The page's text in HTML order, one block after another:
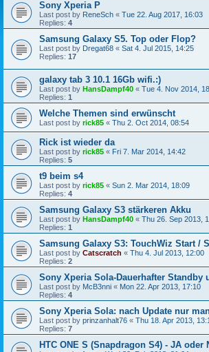
Sony Xperia P
Last post by ReneSch « Tue 22. Aug 2017, 16:03
Replies: 4
Samsung Galaxy S5. Top oder Flop?
Last post by Dregat68 « Sat 4. Jul 2015, 14:25
Replies: 17
galaxy tab 3 10.1 16Gb wifi.:)
Last post by HansDampf40 « Tue 4. Nov 2014,
Replies: 1
Welche Themen sind erwünscht
Last post by rick85 « Thu 2. Oct 2014, 08:54
Rick ist wieder da
Last post by rick85 « Fri 7. Mar 2014, 14:42
Replies: 5
t9 beim s4
Last post by rick85 « Sun 2. Mar 2014, 18:09
Replies: 4
Samsung Galaxy S3 stärkeren Akku
Last post by HansDampf40 « Thu 26. Sep 2013,
Replies: 1
Samsung Galaxy S3: TouchWiz Start /
Last post by Catscratch « Thu 4. Jul 2013, 12:00
Replies: 2
Sony Xperia Sola-Dauerhafter Standby
Last post by McB3nni « Mon 22. Apr 2013, 17:10
Replies: 4
Sony Xperia Sola: nach Update nur
Last post by prinzanhalt76 « Thu 18. Apr 2013,
Replies: 7
HTC ONE S (Snapdragon S4) - JA oder